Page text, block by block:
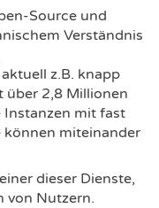
Source und
Verständnis
z.B. knapp
über 2,8 Millionen
Instanzen mit fast
können miteinander
dieser Dienste,
von Nutzern.